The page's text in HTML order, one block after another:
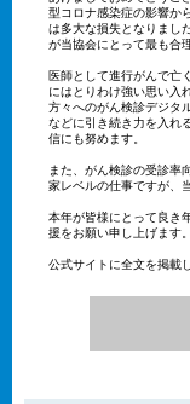
型コロナ感染症の影響か
は多大な損失となりまし
が当協会にとって最も合
医師として進行がんで亡
にはとりわけ強い思い入
方々へのがん検診デジタ
などに引き続き力を入れ
信にも努めます。
また、がん検診の受診率
家レベルの仕事ですが、
本年が皆様にとって良き
援をお願い申し上げます。
公式サイトに全文を掲載